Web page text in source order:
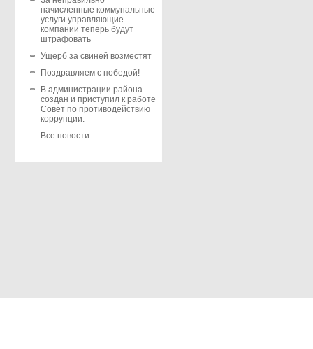
начисленные коммунальные
услуги управляющие
компании теперь будут
штрафовать
Ущерб за свиней возместят
Поздравляем с победой!
В администрации района
создан и приступил к работе
Совет по противодействию
коррупции.
Все новости